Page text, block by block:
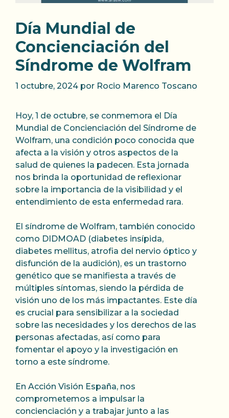
Día Mundial de
Concienciación del
Síndrome de Wolfram
1 octubre, 2024 por Rocio Marenco Toscano
Hoy, 1 de octubre, se conmemora el Día
Mundial de Concienciación del Síndrome de
Wolfram, una condición poco conocida que
afecta a la visión y otros aspectos de la
salud de quienes la padecen. Esta jornada
nos brinda la oportunidad de reflexionar
sobre la importancia de la visibilidad y el
entendimiento de esta enfermedad rara.
El síndrome de Wolfram, también conocido
como DIDMOAD (diabetes insípida,
diabetes mellitus, atrofia del nervio óptico y
disfunción de la audición), es un trastorno
genético que se manifiesta a través de
múltiples síntomas, siendo la pérdida de
visión uno de los más impactantes. Este día
es crucial para sensibilizar a la sociedad
sobre las necesidades y los derechos de las
personas afectadas, así como para
fomentar el apoyo y la investigación en
torno a este síndrome.
En Acción Visión España, nos
comprometemos a impulsar la
concienciación y a trabajar junto a las